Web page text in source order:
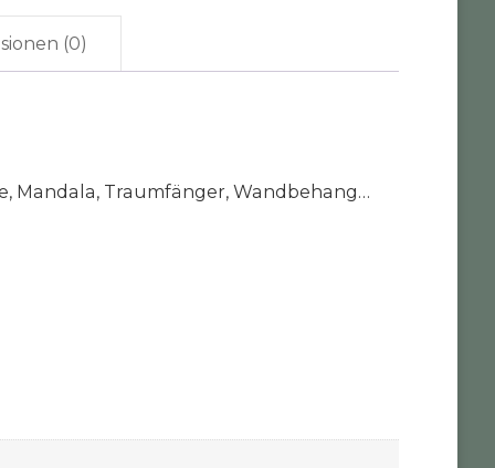
(0)
Mandala, Traumfänger, Wandbehang…